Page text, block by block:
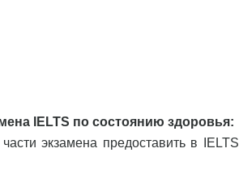
IELTS по состоянию здоровья:
экзамена предоставить в IELTS